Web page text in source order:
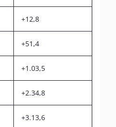
+12,8
+51,4
+1.03,5
+2.34,8
+3.13,6